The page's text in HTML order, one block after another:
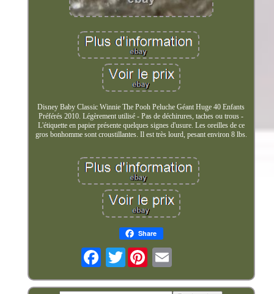
Disney Baby Classic Winnie The Pooh Peluche Géant Huge 40 Enfants
Préférés 2010. Légèrement utilisé - Pas de déchirures, taches ou trous -
L'étiquette en papier présente quelques signes d'usure. Les oreilles de ce
gros bonhomme sont croustillantes. Il est très lourd, pesant environ 8 lbs.
Share
Twitter